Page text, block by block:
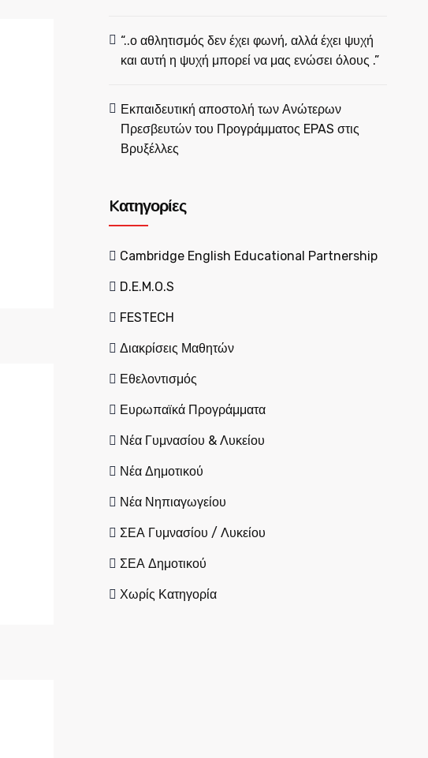
“..ο αθλητισμός δεν έχει φωνή, αλλά έχει ψυχή
και αυτή η ψυχή μπορεί να μας ενώσει όλους .”
Εκπαιδευτική αποστολή των Ανώτερων
Πρεσβευτών του Προγράμματος EPAS στις
Βρυξέλλες
Kατηγορίες
Cambridge English Educational Partnership
D.E.M.O.S
FESTECH
Διακρίσεις Μαθητών
Εθελοντισμός
Ευρωπαϊκά Προγράμματα
Νέα Γυμνασίου & Λυκείου
Νέα Δημοτικού
Νέα Νηπιαγωγείου
ΣΕΑ Γυμνασίου / Λυκείου
ΣΕΑ Δημοτικού
Χωρίς Κατηγορία